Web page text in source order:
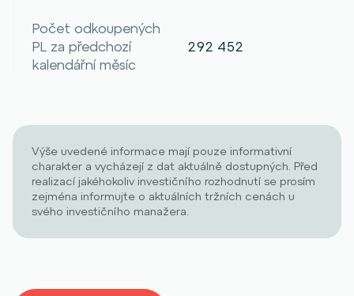
Počet odkoupených
PL za předchozí
kalendářní měsíc
292 452
Výše uvedené informace mají pouze informativní
charakter a vycházejí z dat aktuálně dostupných. Před
realizací jakéhokoliv investičního rozhodnutí se prosím
zejména informujte o aktuálních tržních cenách u
svého investičního manažera.